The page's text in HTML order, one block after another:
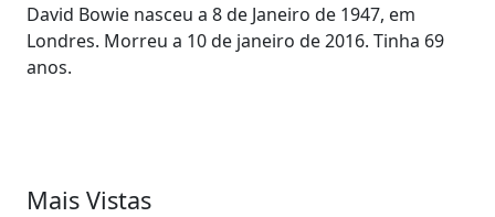
David Bowie nasceu a 8 de Janeiro de 1947, em
Londres. Morreu a 10 de janeiro de 2016. Tinha 69
anos.
Mais Vistas